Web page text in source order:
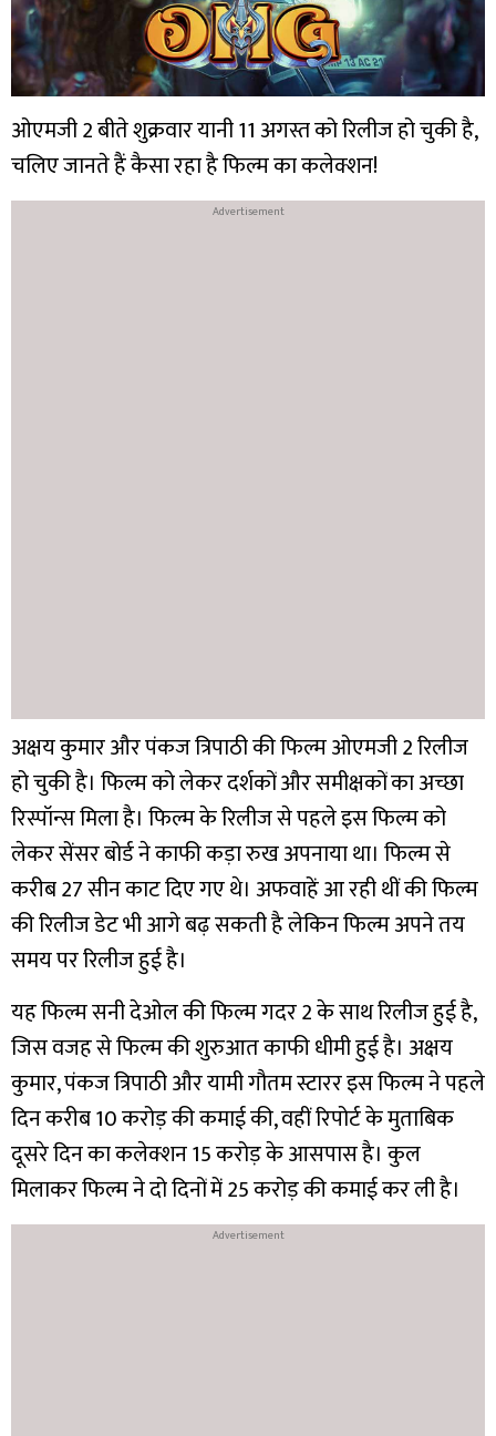
ओएमजी 2 बीते शुक्रवार यानी 11 अगस्त को रिलीज हो चुकी है,
चलिए जानते हैं कैसा रहा है फिल्म का कलेक्शन!
अक्षय कुमार और पंकज त्रिपाठी की फिल्म ओएमजी 2 रिलीज
हो चुकी है। फिल्म को लेकर दर्शकों और समीक्षकों का अच्छा
रिस्पॉन्स मिला है। फिल्म के रिलीज से पहले इस फिल्म को
लेकर सेंसर बोर्ड ने काफी कड़ा रुख अपनाया था। फिल्म से
करीब 27 सीन काट दिए गए थे। अफवाहें आ रही थीं की फिल्म
की रिलीज डेट भी आगे बढ़ सकती है लेकिन फिल्म अपने तय
समय पर रिलीज हुई है।
यह फिल्म सनी देओल की फिल्म गदर 2 के साथ रिलीज हुई है,
जिस वजह से फिल्म की शुरुआत काफी धीमी हुई है। अक्षय
कुमार, पंकज त्रिपाठी और यामी गौतम स्टारर इस फिल्म ने पहले
दिन करीब 10 करोड़ की कमाई की, वहीं रिपोर्ट के मुताबिक
दूसरे दिन का कलेक्शन 15 करोड़ के आसपास है। कुल
मिलाकर फिल्म ने दो दिनों में 25 करोड़ की कमाई कर ली है।